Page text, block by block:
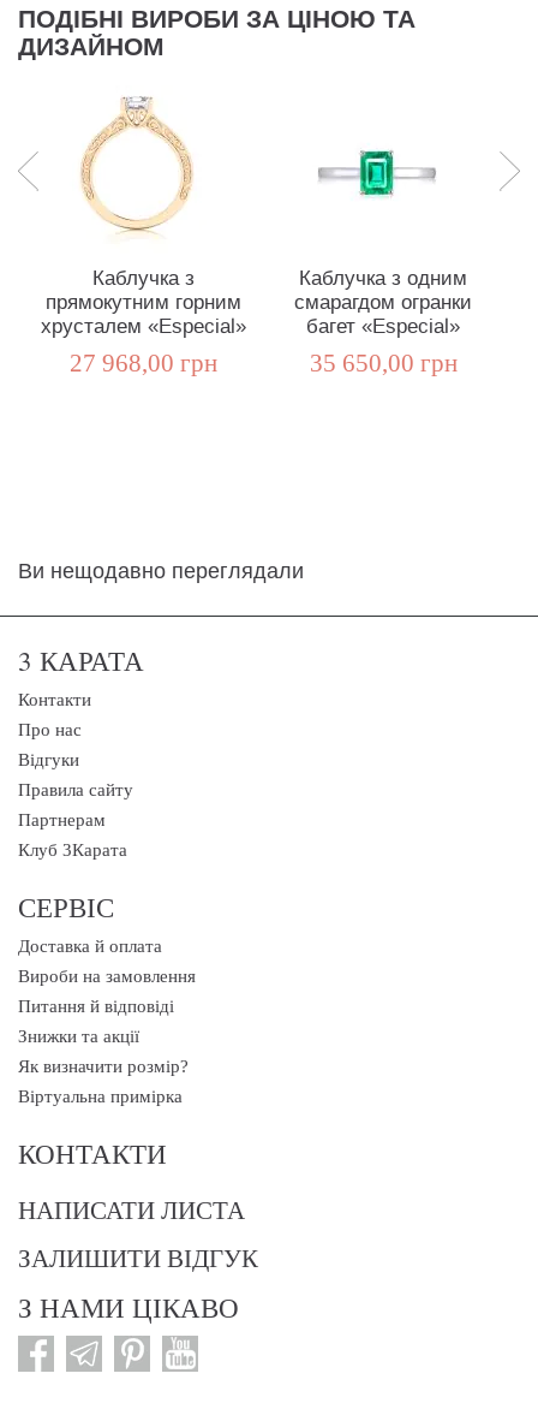
ПОДІБНІ ВИРОБИ ЗА ЦІНОЮ ТА
ДИЗАЙНОМ
Каблучка з
прямокутним горним
хрусталем «Especial»
27 968,00 грн
Каблучка з одним
смарагдом огранки
багет «Especial»
35 650,00 грн
Ви нещодавно переглядали
3 КАРАТА
Контакти
Про нас
Відгуки
Правила сайту
Партнерам
Клуб 3Карата
СЕРВІС
Доставка й оплата
Вироби на замовлення
Питання й відповіді
Знижки та акції
Як визначити розмір?
Віртуальна примірка
КОНТАКТИ
НАПИСАТИ ЛИСТА
ЗАЛИШИТИ ВІДГУК
З НАМИ ЦІКАВО